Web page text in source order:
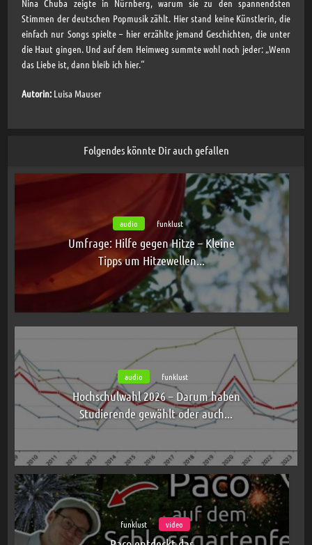
Nina Chuba zeigte in Nürnberg, warum sie zu den spannendsten
Stimmen der deutschen Popmusik zählt. Hier stand keine Künstlerin, die
einfach nur Songs spielte – hier erzählte jemand Geschichten, die unter
die Haut gingen. Und auf dem Heimweg summte wohl noch jeder: „Wenn
das Liebe ist, dann bleib ich hier.“
Autorin: Luisa Mauser
Folgendes könnte Dir auch gefallen
audio funklust
Umfrage: Hilfe gegen Hitze – Kleine
Tipps um Hitzewellen...
audio funklust
Hochschulwahl 2026 – Darum haben
Studierende gewählt oder auch...
funklust video